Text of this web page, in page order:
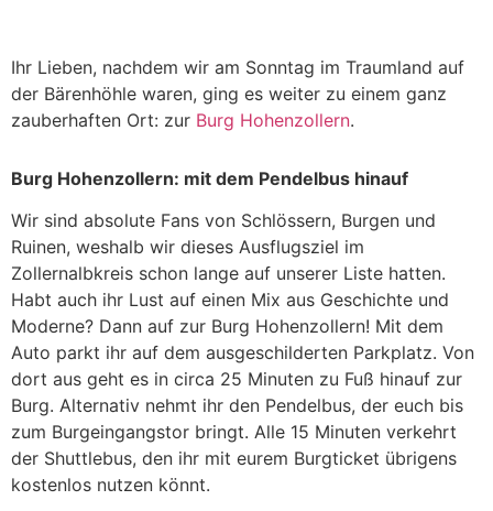
Ihr Lieben, nachdem wir am Sonntag im Traumland auf
der Bärenhöhle waren, ging es weiter zu einem ganz
zauberhaften Ort: zur Burg Hohenzollern.
Burg Hohenzollern: mit dem Pendelbus hinauf
Wir sind absolute Fans von Schlössern, Burgen und
Ruinen, weshalb wir dieses Ausflugsziel im
Zollernalbkreis schon lange auf unserer Liste hatten.
Habt auch ihr Lust auf einen Mix aus Geschichte und
Moderne? Dann auf zur Burg Hohenzollern! Mit dem
Auto parkt ihr auf dem ausgeschilderten Parkplatz. Von
dort aus geht es in circa 25 Minuten zu Fuß hinauf zur
Burg. Alternativ nehmt ihr den Pendelbus, der euch bis
zum Burgeingangstor bringt. Alle 15 Minuten verkehrt
der Shuttlebus, den ihr mit eurem Burgticket übrigens
kostenlos nutzen könnt.